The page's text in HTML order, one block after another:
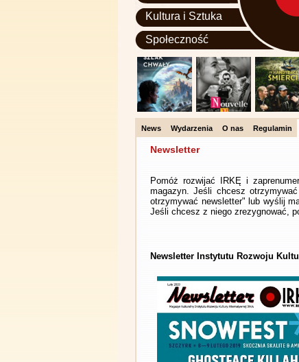
Kultura i Sztuka
Społeczność
News Wydarzenia O nas Regulamin
Newsletter
Pomóż rozwijać IRKĘ i
magazyn. Jeśli chcesz
otrzymywać newsletter" lub wyślij
Jeśli chcesz z niego zrezygnować,
Newsletter Instytutu Rozwoju